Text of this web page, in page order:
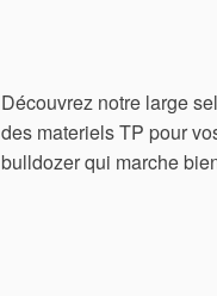
Découvrez notre large
des materiels TP pour
bulldozer qui marche